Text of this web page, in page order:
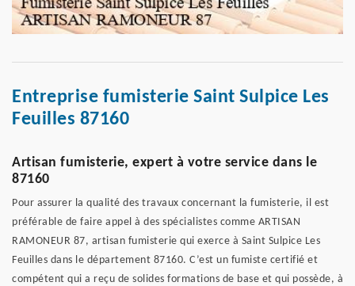
Entreprise fumisterie Saint Sulpice Les
Feuilles 87160
Artisan fumisterie, expert à votre service dans le
87160
Pour assurer la qualité des travaux concernant la fumisterie, il est
préférable de faire appel à des spécialistes comme ARTISAN
RAMONEUR 87, artisan fumisterie qui exerce à Saint Sulpice Les
Feuilles dans le département 87160. C’est un fumiste certifié et
compétent qui a reçu de solides formations de base et qui possède, à